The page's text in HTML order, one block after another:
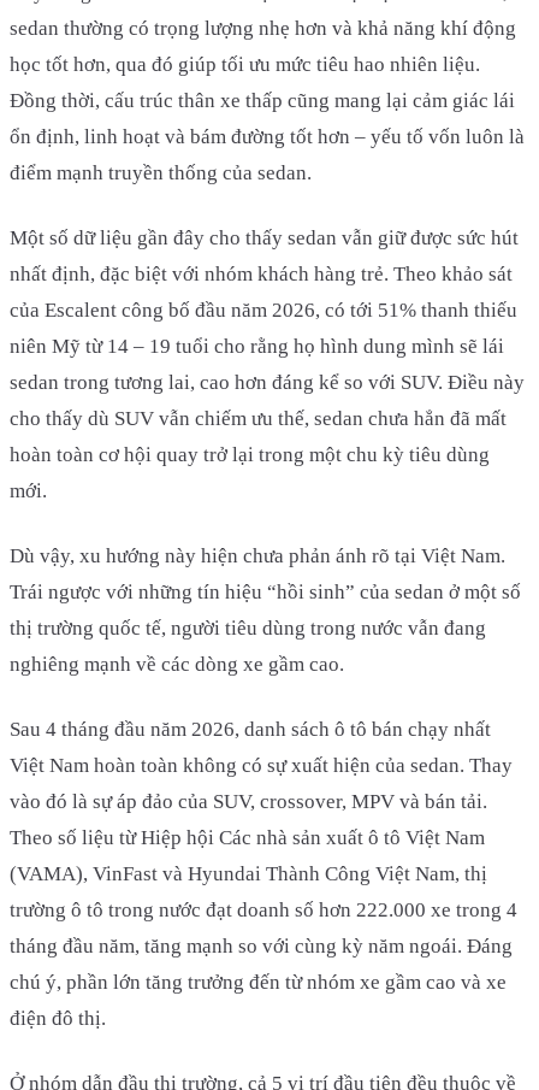
sedan thường có trọng lượng nhẹ hơn và khả năng khí động
học tốt hơn, qua đó giúp tối ưu mức tiêu hao nhiên liệu.
Đồng thời, cấu trúc thân xe thấp cũng mang lại cảm giác lái
ổn định, linh hoạt và bám đường tốt hơn – yếu tố vốn luôn là
điểm mạnh truyền thống của sedan.
Một số dữ liệu gần đây cho thấy sedan vẫn giữ được sức hút
nhất định, đặc biệt với nhóm khách hàng trẻ. Theo khảo sát
của Escalent công bố đầu năm 2026, có tới 51% thanh thiếu
niên Mỹ từ 14 – 19 tuổi cho rằng họ hình dung mình sẽ lái
sedan trong tương lai, cao hơn đáng kể so với SUV. Điều này
cho thấy dù SUV vẫn chiếm ưu thế, sedan chưa hẳn đã mất
hoàn toàn cơ hội quay trở lại trong một chu kỳ tiêu dùng
mới.
Dù vậy, xu hướng này hiện chưa phản ánh rõ tại Việt Nam.
Trái ngược với những tín hiệu “hồi sinh” của sedan ở một số
thị trường quốc tế, người tiêu dùng trong nước vẫn đang
nghiêng mạnh về các dòng xe gầm cao.
Sau 4 tháng đầu năm 2026, danh sách ô tô bán chạy nhất
Việt Nam hoàn toàn không có sự xuất hiện của sedan. Thay
vào đó là sự áp đảo của SUV, crossover, MPV và bán tải.
Theo số liệu từ Hiệp hội Các nhà sản xuất ô tô Việt Nam
(VAMA), VinFast và Hyundai Thành Công Việt Nam, thị
trường ô tô trong nước đạt doanh số hơn 222.000 xe trong 4
tháng đầu năm, tăng mạnh so với cùng kỳ năm ngoái. Đáng
chú ý, phần lớn tăng trưởng đến từ nhóm xe gầm cao và xe
điện đô thị.
Ở nhóm dẫn đầu thị trường, cả 5 vị trí đầu tiên đều thuộc về